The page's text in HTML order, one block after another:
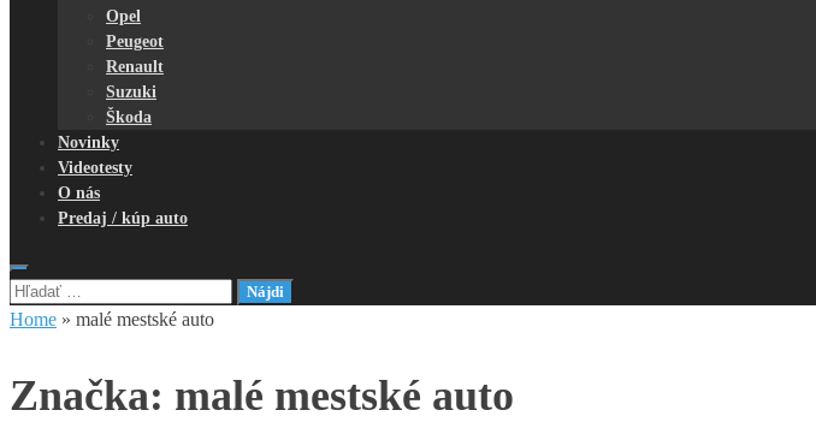
Opel
Peugeot
Renault
Suzuki
Škoda
Novinky
Videotesty
O nás
Predaj / kúp auto
Hľadať:
Home » malé mestské auto
Značka: malé mestské auto